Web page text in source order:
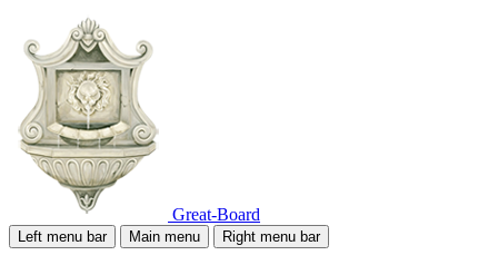
Great-Board
Left menu bar Main menu Right menu bar